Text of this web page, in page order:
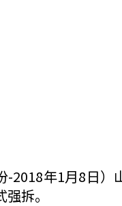
-2018年1月8日
拆。